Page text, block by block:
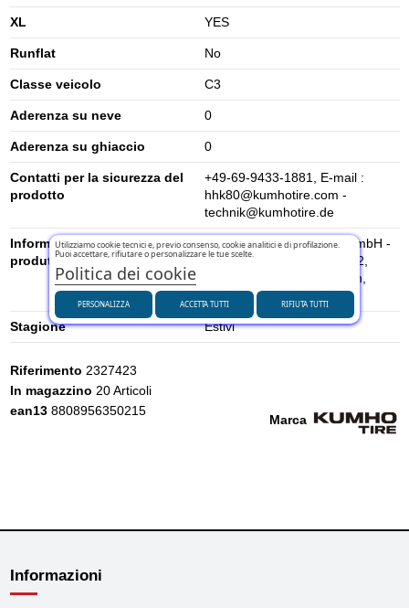
XL YES
Runflat No
Classe veicolo C3
Aderenza su neve 0
Aderenza su ghiaccio 0
Contatti per la sicurezza del
prodotto
+49-69-9433-1881, E-mail :
hhk80@kumhotire.com -
technik@kumhotire.de
Informazioni di sicurezza del
produttore
KUMHO TIRE EUROPE GmbH -
Strahlenberger Str. 110-112,
63067, Offenbach am Main,
Germany
Stagione Estivi
Marca
Riferimento 2327423
In magazzino 20 Articoli
ean13 8808956350215
Informazioni
Utilizziamo cookie tecnici e, previo consenso, cookie analitici e di profilazione.
Puoi accettare, rifiutare o personalizzare le tue scelte.
Politica dei cookie
PERSONALIZZA RIFIUTA TUTTI
ACCETTA TUTTI